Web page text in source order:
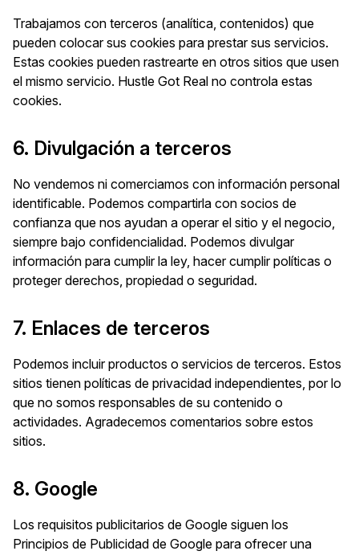
Trabajamos con terceros (analítica, contenidos) que
pueden colocar sus cookies para prestar sus servicios.
Estas cookies pueden rastrearte en otros sitios que usen
el mismo servicio. Hustle Got Real no controla estas
cookies.
6. Divulgación a terceros
No vendemos ni comerciamos con información personal
identificable. Podemos compartirla con socios de
confianza que nos ayudan a operar el sitio y el negocio,
siempre bajo confidencialidad. Podemos divulgar
información para cumplir la ley, hacer cumplir políticas o
proteger derechos, propiedad o seguridad.
7. Enlaces de terceros
Podemos incluir productos o servicios de terceros. Estos
sitios tienen políticas de privacidad independientes, por lo
que no somos responsables de su contenido o
actividades. Agradecemos comentarios sobre estos
sitios.
8. Google
Los requisitos publicitarios de Google siguen los
Principios de Publicidad de Google para ofrecer una